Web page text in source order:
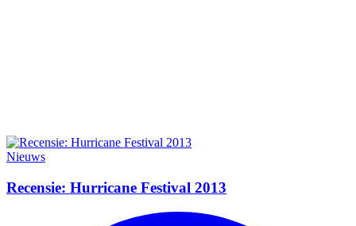
Nieuws
Recensie: Hurricane Festival 2013